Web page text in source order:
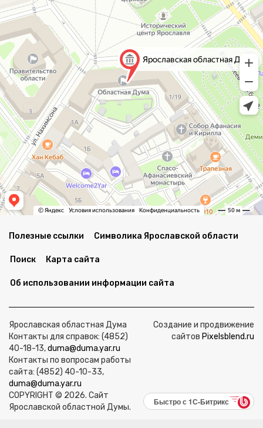
Полезные ссылки Символика Ярославской области
Поиск Карта сайта
Об использовании информации сайта
Ярославская областная Дума
Контакты для справок: (4852)
40-18-13,duma@duma.yar.ru
Контакты по вопросам работы
сайта: (4852) 40-10-33,
duma@duma.yar.ru
COPYRIGHT © 2026. Сайт
Ярославской областной Думы.
Создание и продвижение
сайтов Pixelsblend.ru
Быстро с 1С-Битрикс